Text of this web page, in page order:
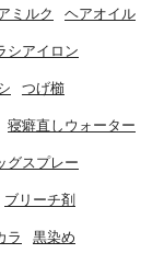
ミルク ヘアオイル
シアイロン
つげ櫛
寝癖直しウォーター
グスプレー
ブリーチ剤
ラ 黒染め